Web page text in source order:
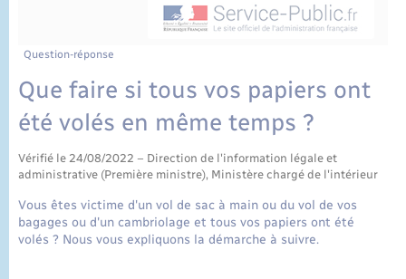
Question-réponse
Que faire si tous vos papiers ont
été volés en même temps ?
Vérifié le 24/08/2022 – Direction de l'information légale et
administrative (Première ministre), Ministère chargé de l'intérieur
Vous êtes victime d'un vol de sac à main ou du vol de vos
bagages ou d'un cambriolage et tous vos papiers ont été
volés ? Nous vous expliquons la démarche à suivre.